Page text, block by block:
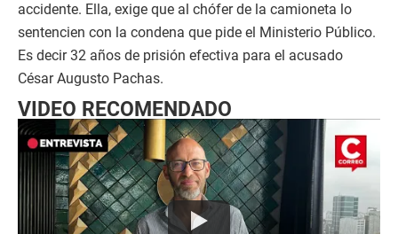
accidente. Ella, exige que al chófer de la camioneta lo
sentencien con la condena que pide el Ministerio Público.
Es decir 32 años de prisión efectiva para el acusado
César Augusto Pachas.
VIDEO RECOMENDADO